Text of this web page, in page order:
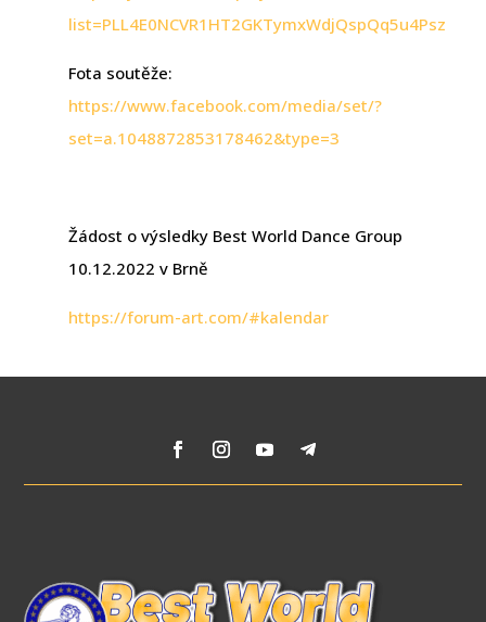
list=PLL4E0NCVR1HT2GKTymxWdjQspQq5u4Psz
Fota soutěže:
https://www.facebook.com/media/set/?
set=a.1048872853178462&type=3
Žádost o výsledky Best World Dance Group
10.12.2022 v Brně
https://forum-art.com/#kalendar